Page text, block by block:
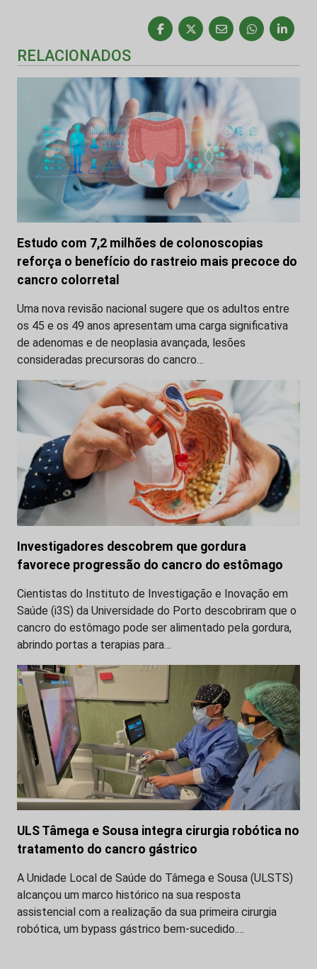
RELACIONADOS
Estudo com 7,2 milhões de colonoscopias
reforça o benefício do rastreio mais precoce do
cancro colorretal
Uma nova revisão nacional sugere que os adultos entre
os 45 e os 49 anos apresentam uma carga significativa
de adenomas e de neoplasia avançada, lesões
consideradas precursoras do cancro…
Investigadores descobrem que gordura
favorece progressão do cancro do estômago
Cientistas do Instituto de Investigação e Inovação em
Saúde (i3S) da Universidade do Porto descobriram que o
cancro do estômago pode ser alimentado pela gordura,
abrindo portas a terapias para…
ULS Tâmega e Sousa integra cirurgia robótica no
tratamento do cancro gástrico
A Unidade Local de Saúde do Tâmega e Sousa (ULSTS)
alcançou um marco histórico na sua resposta
assistencial com a realização da sua primeira cirurgia
robótica, um bypass gástrico bem-sucedido.…